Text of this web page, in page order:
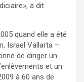
a dit
quand elle a été
Israel Vallarta –
de diriger un
et un
à 60 ans de